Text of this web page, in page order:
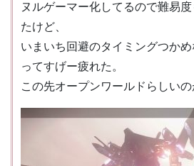
ヌルゲーマー化してるので難易
たけど、
いまいち回避のタイミングつか
ってすげー疲れた。
この先オープンワールドらしいの